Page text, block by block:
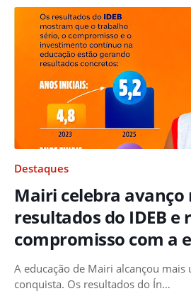
Destaques
Mairi celebra avanço
resultados do IDEB e
compromisso com a
A educação de Mairi alcançou
conquista. Os resultados do Ín…